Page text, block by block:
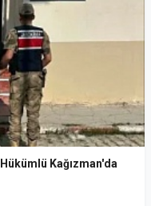
Kağızman'da